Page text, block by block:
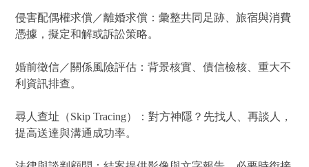
侵害配偶權求償／離婚求償：彙整共同足跡、旅宿與消費
憑據，擬定和解或訴訟策略。
婚前徵信／關係風險評估：背景核實、債信檢核、重大不
利資訊排查。
尋人查址（Skip Tracing）：對方神隱？先找人、再談人，
提高送達與溝通成功率。